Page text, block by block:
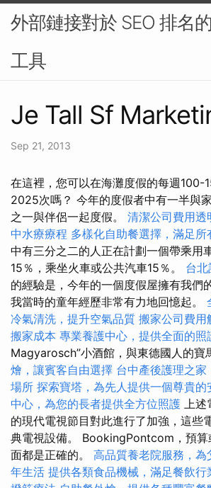
外部鏈接對於 SEO 排名
工具
Je Tall Sf
Sep 21, 2013
在這裡，您可以在海灘度假的每週100-
2025次嗎？ 今年的度假者中有一半與
之一與伴侶一起度假。 清潔公司費用透
中水療療程 多樣化自助餐選擇，滿足所
中有三分之二的人正在計劃一個帶乘用
15％，乘坐火車或公共汽車15％。 台
的經驗是，今年的一個度假屋擁有我們
我當時的童年經歷非常有力地回憶起。
冷氣清洗，提升空氣品質 搬家公司費用
搬家成本 專業養護中心，提供全面的照
Magyarosch”小酒館，與東德國人的寶
燴，讓賓客自由選擇 台中產後護理之
場所 探索寶塔，為先人提供一個尊貴的
中心，為您的長者提供全方位照護 上述
的現代電視節目對此進行了加強，這些
典電視設備。 BookingPontcom，預算
面都是正確的。 高品質養老院服務，
年生活 提供各類食品機械，滿足餐飲行